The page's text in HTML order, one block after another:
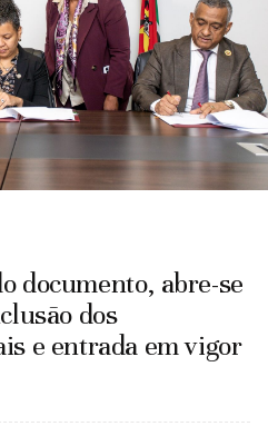
documento, abre-se
dos
e entrada em vigor